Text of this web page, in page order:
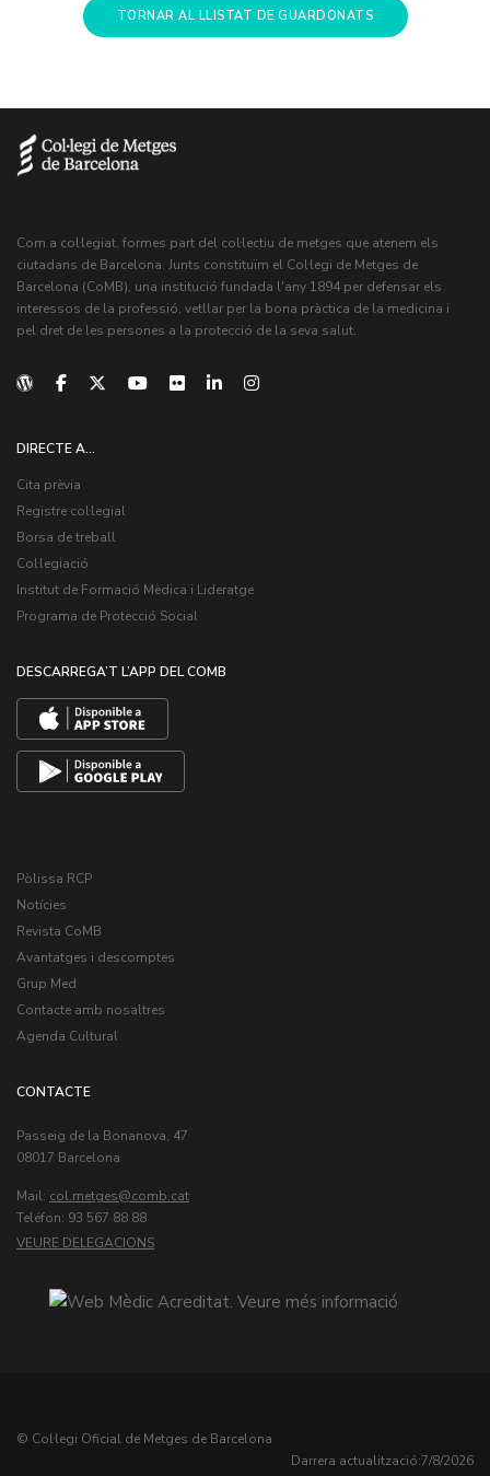
TORNAR AL LLISTAT DE GUARDONATS
Com a col·legiat, formes part del col·lectiu de metges que atenem els
ciutadans de Barcelona. Junts constituïm el Col·legi de Metges de
Barcelona (CoMB), una institució fundada l'any 1894 per defensar els
interessos de la professió, vetllar per la bona pràctica de la medicina i
pel dret de les persones a la protecció de la seva salut.
DIRECTE A...
Cita prèvia
Registre col·legial
Borsa de treball
Col·legiació
Institut de Formació Mèdica i Lideratge
Programa de Protecció Social
DESCARREGA’T L’APP DEL COMB
Pòlissa RCP
Notícies
Revista CoMB
Avantatges i descomptes
Grup Med
Contacte amb nosaltres
Agenda Cultural
CONTACTE
Passeig de la Bonanova, 47
08017 Barcelona
Mail: col.metges
Teléfon: 93 567 88 88
VEURE DELEGACIONS
© Col·legi Oficial de Metges de Barcelona
Darrera actualització:7/8/2026